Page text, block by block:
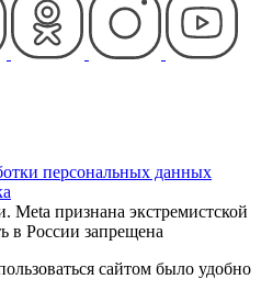
персональных данных
Meta признана экстремистской
в России запрещена
сайтом было удобно